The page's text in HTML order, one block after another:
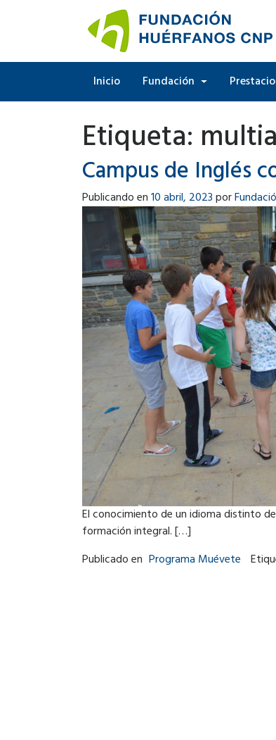
Inicio Fundación
Etiqueta:
Campus de Inglés
Publicando en10 abril, 2023por
El conocimiento de un idioma distinto
formación integral. […]
Publicado en Programa Muévete